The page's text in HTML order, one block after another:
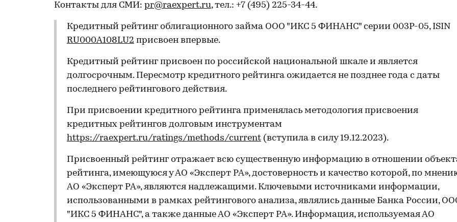
Контакты для СМИ: pr@raexpert.ru, тел.: +7 (495) 225-34-44.
Кредитный рейтинг облигационного займа ООО "ИКС 5 ФИНАНС" серии 003Р-05, ISIN
RU000A108LU2 присвоен впервые.
Кредитный рейтинг присвоен по российской национальной шкале и является
долгосрочным. Пересмотр кредитного рейтинга ожидается не позднее года с даты
последнего рейтингового действия.
При присвоении кредитного рейтинга применялась методология присвоения
кредитных рейтингов долговым инструментам
https://raexpert.ru/ratings/methods/current (вступила в силу 19.12.2023).
Присвоенный рейтинг отражает всю существенную информацию в отношении
рейтинга, имеющуюся у АО «Эксперт РА», достоверность и качество которой, по
АО «Эксперт РА», являются надлежащими. Ключевыми источниками информации,
использованными в рамках рейтингового анализа, являлись данные Банка России,
"ИКС 5 ФИНАНС", а также данные АО «Эксперт РА». Информация, используемая АО